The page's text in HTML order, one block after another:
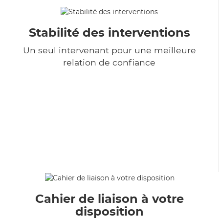
Stabilité des interventions
Un seul intervenant pour une meilleure
relation de confiance
Cahier de liaison à votre
disposition